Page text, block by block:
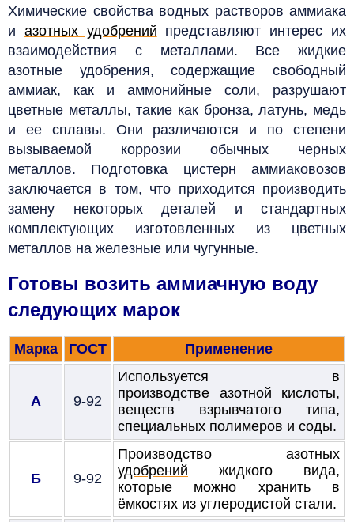
Химические свойства водных растворов аммиака
и азотных удобрений представляют интерес их
взаимодействия с металлами. Все жидкие
азотные удобрения, содержащие свободный
аммиак, как и аммонийные соли, разрушают
цветные металлы, такие как бронза, латунь, медь
и ее сплавы. Они различаются и по степени
вызываемой коррозии обычных черных
металлов. Подготовка цистерн аммиаковозов
заключается в том, что приходится производить
замену некоторых деталей и стандартных
комплектующих изготовленных из цветных
металлов на железные или чугунные.
Готовы возить аммиачную воду
следующих марок
Марка ГОСТ Применение
А 9-92
Используется в
производстве азотной кислоты,
веществ взрывчатого типа,
специальных полимеров и соды.
Б 9-92
Производство азотных
удобрений жидкого вида,
которые можно хранить в
ёмкостях из углеродистой стали.